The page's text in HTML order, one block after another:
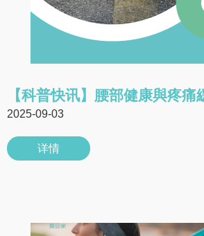
【科普快讯】腰部健康與疼痛
2025-09-03
详情